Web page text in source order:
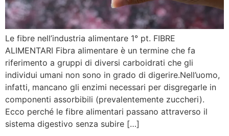
Le fibre nell’industria alimentare 1° pt. FIBRE
ALIMENTARI Fibra alimentare è un termine che fa
riferimento a gruppi di diversi carboidrati che gli
individui umani non sono in grado di digerire.Nell’uomo,
infatti, mancano gli enzimi necessari per disgregarle in
componenti assorbibili (prevalentemente zuccheri).
Ecco perché le fibre alimentari passano attraverso il
sistema digestivo senza subire […]